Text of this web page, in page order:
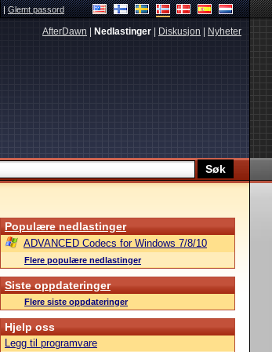
|Glemt passord
AfterDawn Nedlastinger Diskusjon Nyheter
Populære nedlastinger
ADVANCED Codecs for Windows 7/8/10
Flere populære nedlastinger
Siste oppdateringer
Flere siste oppdateringer
Hjelp oss
Legg til programvare